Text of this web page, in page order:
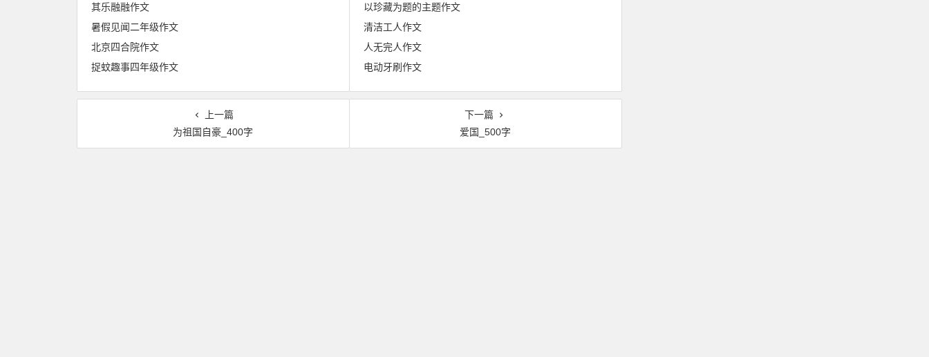
其乐融融作文
暑假见闻二年级作文
北京四合院作文
捉蚊趣事四年级作文
以珍藏为题的主题作文
清洁工人作文
人无完人作文
电动牙刷作文
上一篇
为祖国自豪_400字
下一篇
爱国_500字